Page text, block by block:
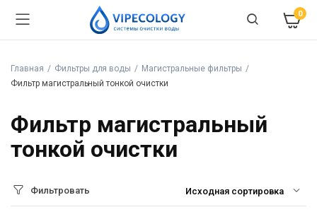
0
Главная Фильтры для воды
Магистральные фильтры
Фильтр магистральный тонкой очистки
Фильтр магистральный
тонкой очистки
Фильтровать